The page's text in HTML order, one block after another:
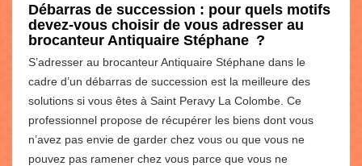
Débarras de succession : pour quels motifs
devez-vous choisir de vous adresser au
brocanteur Antiquaire Stéphane ?
S’adresser au brocanteur Antiquaire Stéphane dans le
cadre d’un débarras de succession est la meilleure des
solutions si vous êtes à Saint Peravy La Colombe. Ce
professionnel propose de récupérer les biens dont vous
n’avez pas envie de garder chez vous ou que vous ne
pouvez pas ramener chez vous parce que vous ne